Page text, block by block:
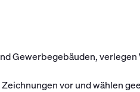
Gewerbegebäuden,
vor und wählen